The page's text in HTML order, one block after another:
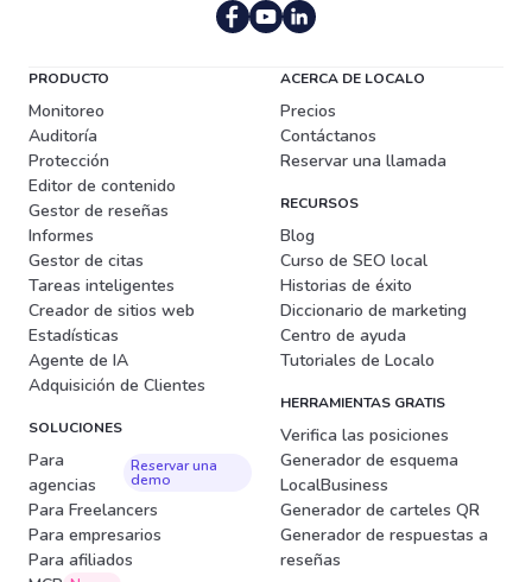
PRODUCTO
Monitoreo
Auditoría
Protección
Editor de contenido
Gestor de reseñas
Informes
Gestor de citas
Tareas inteligentes
Creador de sitios web
Estadísticas
Agente de IA
Adquisición de Clientes
SOLUCIONES
Para
agencias
Reservar una
demo
Para Freelancers
Para empresarios
Para afiliados
ACERCA DE LOCALO
Precios
Contáctanos
Reservar una llamada
RECURSOS
Blog
Curso de SEO local
Historias de éxito
Diccionario de marketing
Centro de ayuda
Tutoriales de Localo
HERRAMIENTAS GRATIS
Verifica las posiciones
Generador de esquema
LocalBusiness
Generador de carteles QR
Generador de respuestas a
reseñas